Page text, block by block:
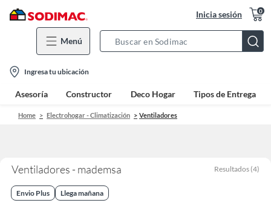
Inicia sesión 0
Menú
Bar
location-
icon
Ingresa tu ubicación
Asesoría Constructor Deco Hogar Tipos de Entrega
Home Electrohogar - Climatización Ventiladores
Ventiladores - mademsa Resultados (4)
Envio Plus Llega mañana